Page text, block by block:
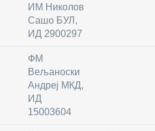
ИМ Николов
Сашо БУЛ,
ИД 2900297
ФM
Вељаноски
Андреј МКД,
ИД
15003604